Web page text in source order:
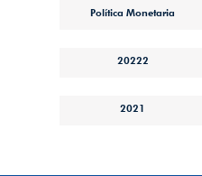
Política Monetaria
20222
2021